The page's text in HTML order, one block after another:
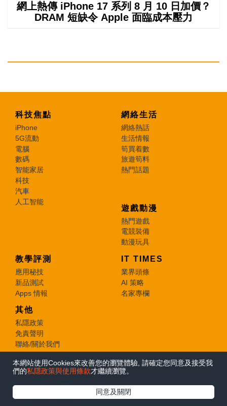
本網站使用Cookies來改善您的瀏覽體驗, 請確定您同意及接受我
們的私隱政策與使用條款才繼續瀏覽。
同意及關閉
網上熱傳 iPhone 17 系列 8 月 10 日加價？
DRAM 短缺令 Apple 面臨成本壓力
科技焦點
iPhone
5G流動
電腦
數碼
智能家居
科技
汽車
人工智能
網絡生活
網絡熱話
生活情報
筍買着數
旅遊筍料
熱門話題
遊戲動漫
熱門遊戲
電競裝備
動漫玩具
教學評測
應用秘技
新品測試
Apps 情報
IT TIMES
業界頭條
AI 策略
名家專欄
其他
私隱政策
免責聲明
聯絡/關於我們
© 2026 e-zone. All Rights Reserved.